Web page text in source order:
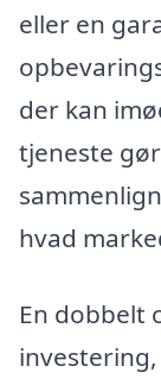
eller en
der kan
tjeneste
hvad
En dobbelt